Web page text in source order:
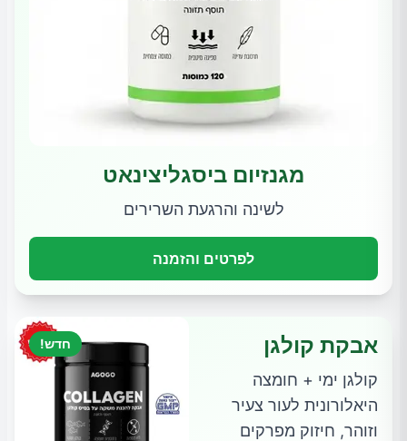
מגנזיום ביסגליצינאט
לשינה והרגעת השרירים
לפרטים והזמנה
חדש! אבקת קולגן
קולגן ימי + חומצה
היאלורונית לעור צעיר
וזוהר, חיזוק מפרקים